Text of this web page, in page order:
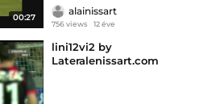
00:27
alainissart
756 views 12 éve
lini12vi2 by
Lateralenissart.com